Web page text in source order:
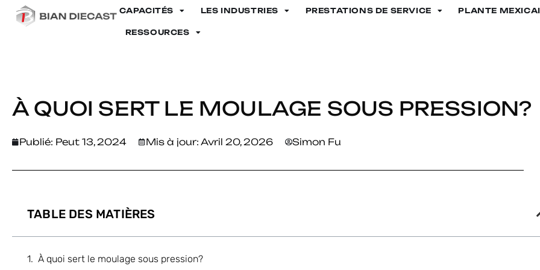
CAPACITÉS LES INDUSTRIES PRESTATIONS DE SERVICE PLANTE
RESSOURCES
Maison > À quoi sert le moulage sous pression?
À QUOI SERT LE MOULAGE SOUS PRESSION?
Publié: Peut 13, 2024 Mis à jour: Avril 20, 2026 Simon Fu
TABLE DES MATIÈRES
À quoi sert le moulage sous pression?